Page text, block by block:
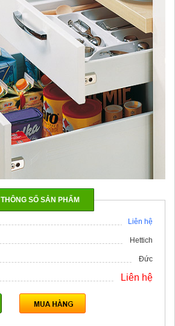
THÔNG SỐ SẢN PHẨM
Liên hệ
Hettich
Đức
Liên hệ